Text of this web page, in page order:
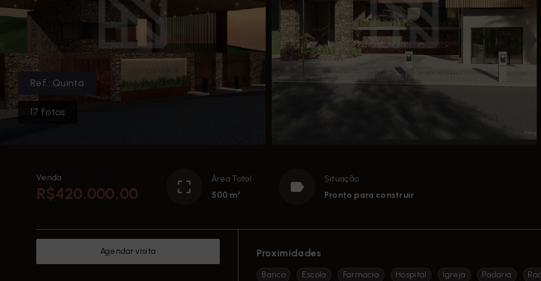
Ref.: Quinta
17 fotos
Venda
R$420.000,00
Área Total
500 m²
Situação
Pronto para construir
Proximidades
Banco Escola Farmácia Hospital Igreja Padaria
Agendar visita